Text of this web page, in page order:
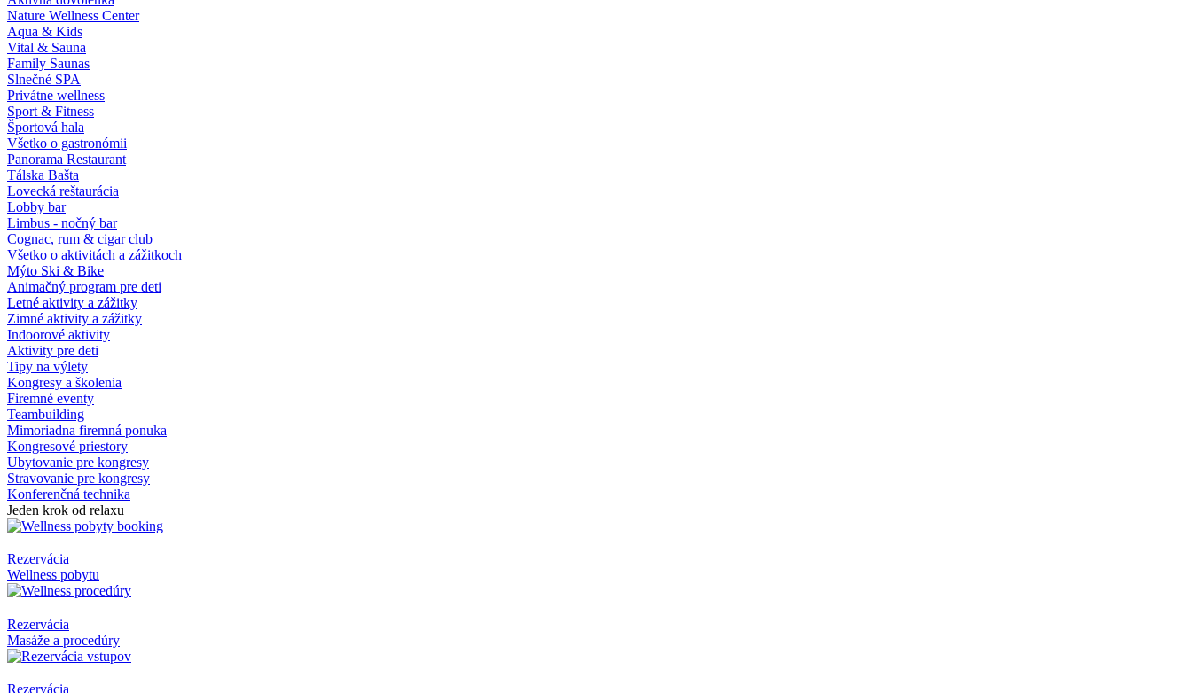
Nature Wellness Center
Aqua & Kids
Vital & Sauna
Family Saunas
Slnečné SPA
Privátne wellness
Sport & Fitness
Športová hala
Všetko o gastronómii
Panorama Restaurant
Tálska Bašta
Lovecká reštaurácia
Lobby bar
Limbus - nočný bar
Cognac, rum & cigar club
Všetko o aktivitách a zážitkoch
Mýto Ski & Bike
Animačný program pre deti
Letné aktivity a zážitky
Zimné aktivity a zážitky
Indoorové aktivity
Aktivity pre deti
Tipy na výlety
Kongresy a školenia
Firemné eventy
Teambuilding
Mimoriadna firemná ponuka
Kongresové priestory
Ubytovanie pre kongresy
Stravovanie pre kongresy
Konferenčná technika
Jeden krok od relaxu
Rezervácia
Wellness pobytu
Rezervácia
Masáže a procedúry
Rezervácia